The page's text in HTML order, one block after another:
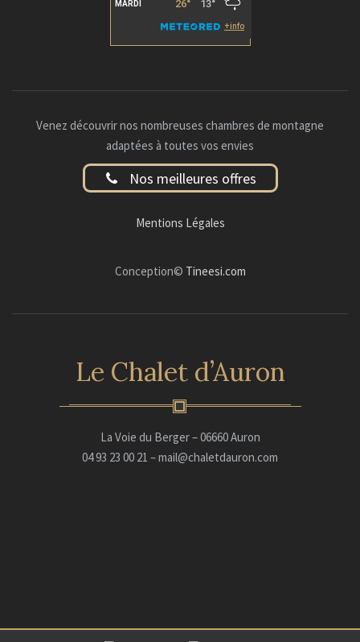
Venez découvrir nos nombreuses chambres de montagne
adaptées à toutes vos envies
Nos meilleures offres
Mentions Légales
Conception© Tineesi.com
Le Chalet d’Auron
La Voie du Berger – 06660 Auron
04 93 23 00 21 – mail@chaletdauron.com